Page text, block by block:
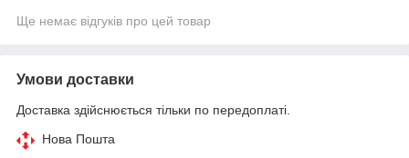
Ще немає відгуків про цей товар
Умови доставки
Доставка здійснюється тільки по передоплаті.
Нова Пошта